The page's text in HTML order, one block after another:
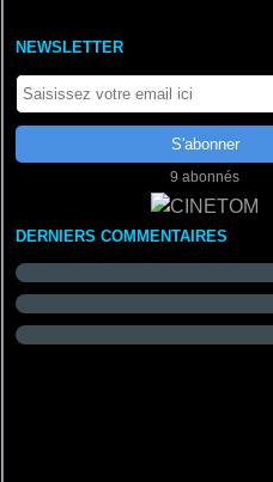
NEWSLETTER
9 abonnés
DERNIERS COMMENTAIRES